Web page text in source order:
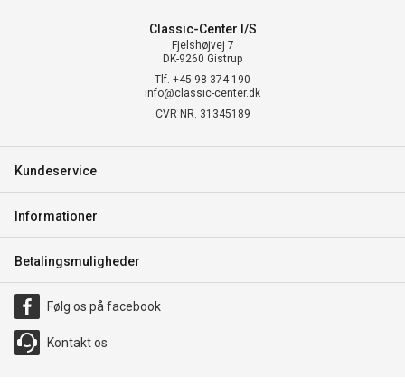
Classic-Center I/S
Fjelshøjvej 7
DK-9260 Gistrup
Tlf. +45 98 374 190
info@classic-center.dk
CVR NR. 31345189
Kundeservice
Informationer
Betalingsmuligheder
Følg os på facebook
Kontakt os